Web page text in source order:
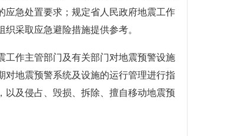
应急处置要求；规定省人民政府地震工作
采取应急避险措施提供参考。
工作主管部门及有关部门对地震预警设施
地震预警系统及设施的运行管理进行指
及侵占、毁损、拆除、擅自移动地震预